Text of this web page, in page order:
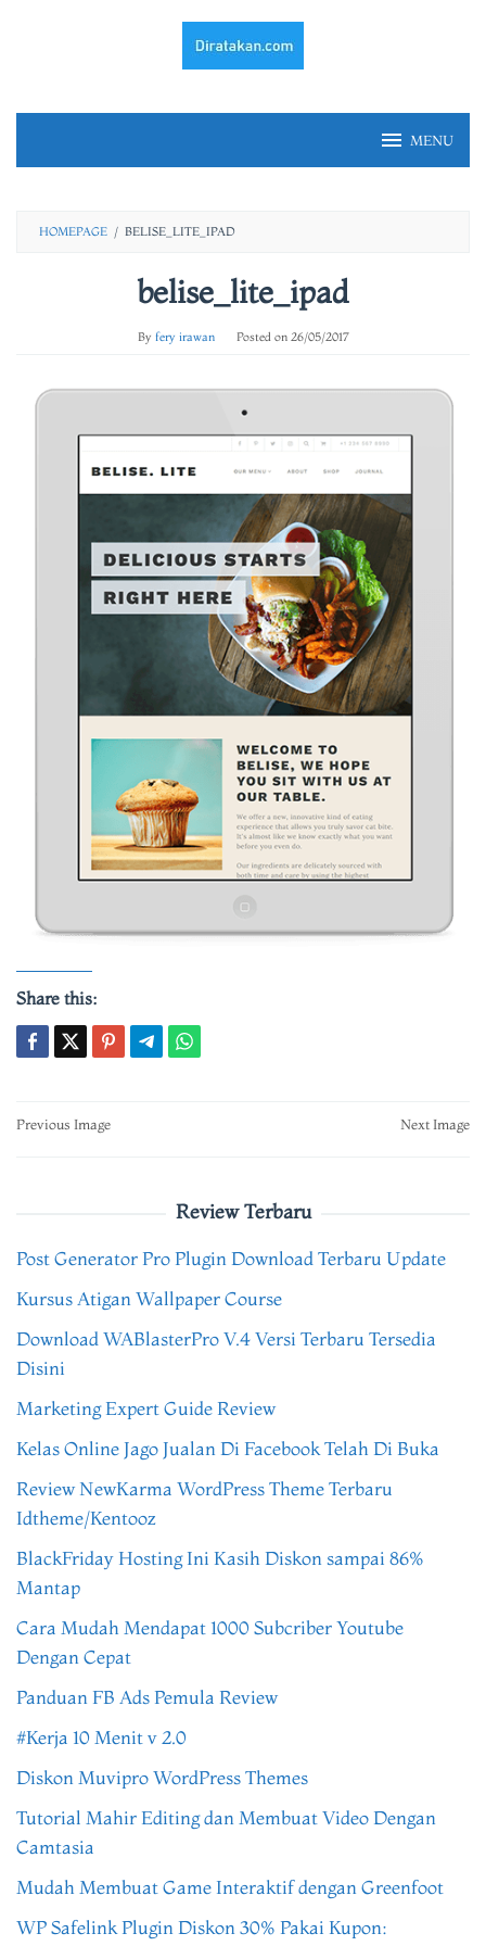
MENU
HOMEPAGE / BELISE_LITE_IPAD
belise_lite_ipad
By fery irawan Posted on 26/05/2017
Share this:
Post
Previous Image Next Image
Review Terbaru
Post Generator Pro Plugin Download Terbaru Update
Kursus Atigan Wallpaper Course
Download WABlasterPro V.4 Versi Terbaru Tersedia
Disini
Marketing Expert Guide Review
Kelas Online Jago Jualan Di Facebook Telah Di Buka
Review NewKarma WordPress Theme Terbaru
Idtheme/Kentooz
BlackFriday Hosting Ini Kasih Diskon sampai 86%
Mantap
Cara Mudah Mendapat 1000 Subcriber Youtube
Dengan Cepat
Panduan FB Ads Pemula Review
#Kerja 10 Menit v 2.0
Diskon Muvipro WordPress Themes
Tutorial Mahir Editing dan Membuat Video Dengan
Camtasia
Mudah Membuat Game Interaktif dengan Greenfoot
WP Safelink Plugin Diskon 30% Pakai Kupon: